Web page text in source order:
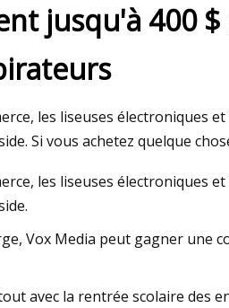
Roborock Q5 Pro
jusqu'à 400
les liseuses électroniques
Si vous achetez quelque
les liseuses électroniques
Vox Media peut gagner une
avec la rentrée scolaire des